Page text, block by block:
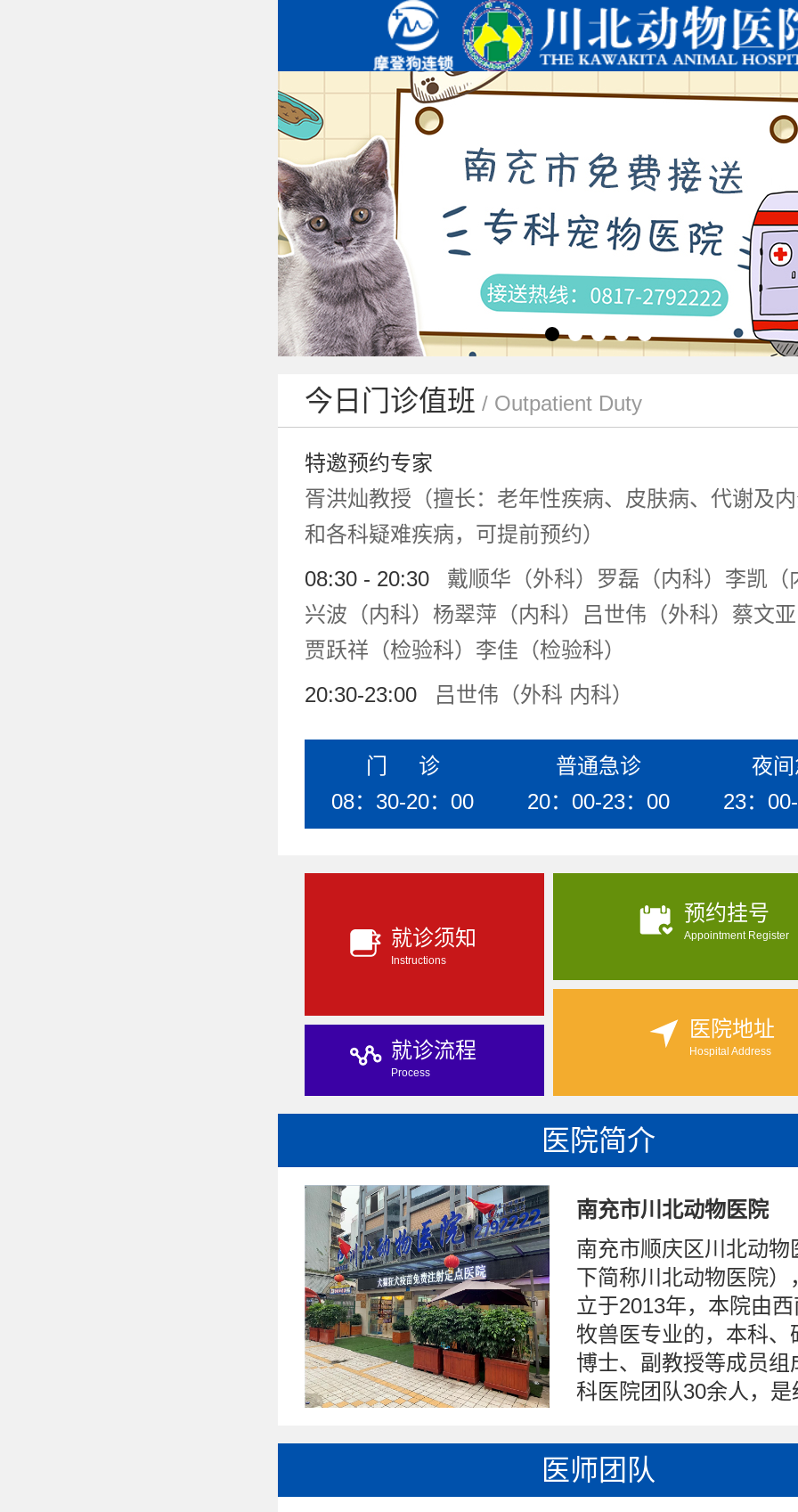
今日门诊值班 / Outpatient Duty
特邀预约专家
胥洪灿教授（擅长：老年性疾病、皮肤病、代谢及
和各科疑难疾病，可提前预约）
08:30 - 20:30
戴顺华（外科）罗磊（内科）李凯（
兴波（内科）杨翠萍（内科）吕世伟（外科）蔡文亚
贾跃祥（检验科）李佳（检验科）
20:30-23:00
吕世伟（外科 内科）
门 诊
08：30-20：00
普通急诊
20：00-23：00
夜
23：
就诊须知
Instructions
就诊流程
Process
预约挂号
Appointment Register
医院地址
Hospital Address
医院简介
南充市川北动物医院
南充市顺庆区川北动物
下简称川北动物医院）
立于2013年，本院由
牧兽医专业的，本科、
博士、副教授等成员组
科医院团队30余人，是
医师团队